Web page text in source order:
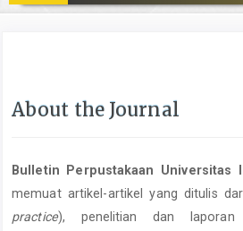
About the Journal
Bulletin Perpustakaan Universitas
memuat artikel-artikel yang ditulis
practice), penelitian dan laporan